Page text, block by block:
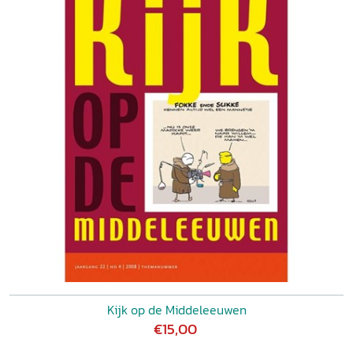
Kijk op de Middeleeuwen
€15,00